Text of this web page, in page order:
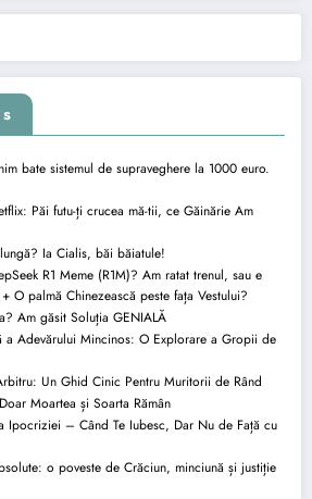
bate sistemul de supraveghere la 1000 euro.
Păi futu-ți crucea mă-tii, ce Găinărie Am
Ia Cialis, băi băiatule!
R1 Meme (R1M)? Am ratat trenul, sau e
O palmă Chinezească peste fața Vestului?
Am găsit Soluția GENIALĂ
a Adevărului Mincinos: O Explorare a Gropii de
Un Ghid Cinic Pentru Muritorii de Rând
Moartea și Soarta Rămân
Ipocriziei – Când Te Iubesc, Dar Nu de Față cu
o poveste de Crăciun, minciună și justiție